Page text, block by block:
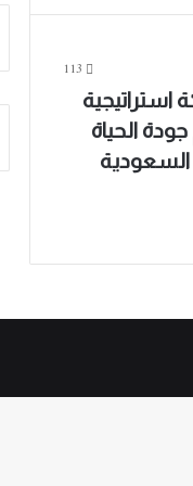
113
استراتيجية
الحياة
السعودية